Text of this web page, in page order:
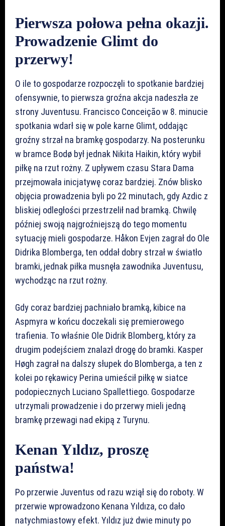
Pierwsza połowa pełna okazji.
Prowadzenie Glimt do
przerwy!
O ile to gospodarze rozpoczęli to spotkanie bardziej
ofensywnie, to pierwsza groźna akcja nadeszła ze
strony Juventusu. Francisco Conceição w 8. minucie
spotkania wdarł się w pole karne Glimt, oddając
groźny strzał na bramkę gospodarzy. Na posterunku
w bramce Bodø był jednak Nikita Haikin, który wybił
piłkę na rzut rożny. Z upływem czasu Stara Dama
przejmowała inicjatywę coraz bardziej. Znów blisko
objęcia prowadzenia byli po 22 minutach, gdy Azdic z
bliskiej odległości przestrzelił nad bramką. Chwilę
później swoją najgroźniejszą do tego momentu
sytuację mieli gospodarze. Håkon Evjen zagrał do Ole
Didrika Blomberga, ten oddał dobry strzał w światło
bramki, jednak piłka musnęła zawodnika Juventusu,
wychodząc na rzut rożny.
Gdy coraz bardziej pachniało bramką, kibice na
Aspmyra w końcu doczekali się premierowego
trafienia. To właśnie Ole Didrik Blomberg, który za
drugim podejściem znalazł drogę do bramki. Kasper
Høgh zagrał na dalszy słupek do Blomberga, a ten z
kolei po rękawicy Perina umieścił piłkę w siatce
podopiecznych Luciano Spallettiego. Gospodarze
utrzymali prowadzenie i do przerwy mieli jedną
bramkę przewagi nad ekipą z Turynu.
Kenan Yıldız, proszę
państwa!
Po przerwie Juventus od razu wziął się do roboty. W
przerwie wprowadzono Kenana Yıldıza, co dało
natychmiastowy efekt. Yıldız już dwie minuty po